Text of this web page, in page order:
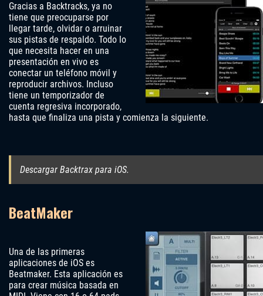
Gracias a Backtracks, ya no
tiene que preocuparse por
llegar tarde, olvidar o arruinar
sus pistas de respaldo. Todo lo
que necesita hacer en una
presentación en vivo es
conectar un teléfono móvil y
reproducir archivos. Incluso
tiene un temporizador de
cuenta regresiva incorporado,
hasta que finaliza una pista y comienza la siguiente.
Descargar Backtrax para iOS.
BeatMaker
Una de las primeras
aplicaciones de iOS es
Beatmaker. Esta aplicación es
para crear música basada en